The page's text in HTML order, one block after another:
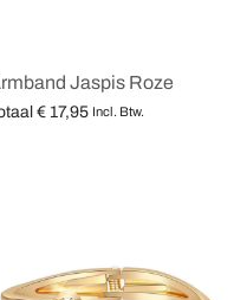
Jaspis Roze
€ 17,95 Incl. Btw.